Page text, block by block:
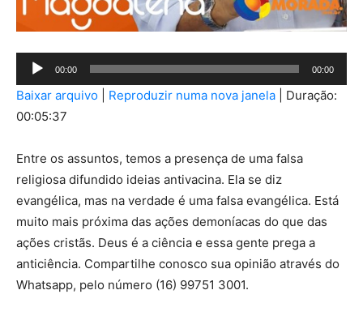
Tocador
de
áudio
00:00 00:00
Baixar arquivo Reproduzir numa nova janela
Duração:
00:05:37
Entre os assuntos, temos a presença de uma falsa
religiosa difundido ideias antivacina. Ela se diz
evangélica, mas na verdade é uma falsa evangélica. Está
muito mais próxima das ações demoníacas do que das
ações cristãs. Deus é a ciência e essa gente prega a
anticiência. Compartilhe conosco sua opinião através do
Whatsapp, pelo número (16) 99751 3001.